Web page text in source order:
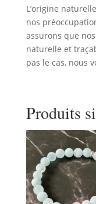
L’origine
nos
assurons que
naturelle et
pas le cas, nous
Produits